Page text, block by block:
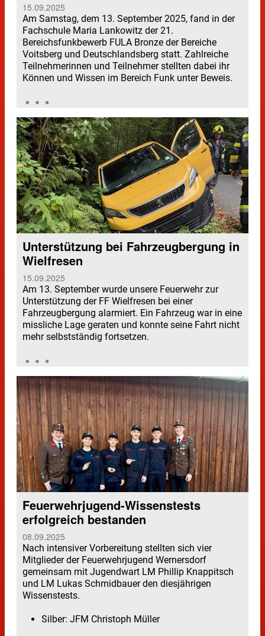
15.09.2025
Am Samstag, dem 13. September 2025, fand in der
Fachschule Maria Lankowitz der 21.
Bereichsfunkbewerb FULA Bronze der Bereiche
Voitsberg und Deutschlandsberg statt. Zahlreiche
Teilnehmerinnen und Teilnehmer stellten dabei ihr
Können und Wissen im Bereich Funk unter Beweis.
Unterstützung bei Fahrzeugbergung in
Wielfresen
15.09.2025
Am 13. September wurde unsere Feuerwehr zur
Unterstützung der FF Wielfresen bei einer
Fahrzeugbergung alarmiert. Ein Fahrzeug war in eine
missliche Lage geraten und konnte seine Fahrt nicht
mehr selbstständig fortsetzen.
Feuerwehrjugend-Wissenstests
erfolgreich bestanden
08.09.2025
Nach intensiver Vorbereitung stellten sich vier
Mitglieder der Feuerwehrjugend Wernersdorf
gemeinsam mit Jugendwart LM Phillip Knappitsch
und LM Lukas Schmidbauer den diesjährigen
Wissenstests.
Silber: JFM Christoph Müller